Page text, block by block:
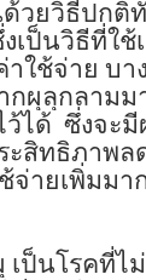
วยวิธีปกติ
เป็นวิธีที่ใช้
าใช้จ่าย บ
กผุลุกลามม
ได้ ซึ่งจะ
ะสิทธิภาพล
จ่ายเพิ่มม
เป็นโรคที่ไ